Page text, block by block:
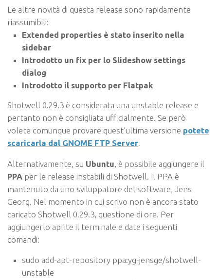
Le altre novità di questa release sono rapidamente
riassumibili:
Extended properties è stato inserito nella
sidebar
Introdotto un fix per lo Slideshow settings
dialog
Introdotto il supporto per Flatpak
Shotwell 0.29.3 è considerata una unstable release e
pertanto non è consigliata ufficialmente. Se però
volete comunque provare quest’ultima versione potete
scaricarla dal GNOME FTP Server.
Alternativamente, su Ubuntu , è possibile aggiungere il
PPA per le release instabili di Shotwell. Il PPA è
mantenuto da uno sviluppatore del software, Jens
Georg. Nel momento in cui scrivo non è ancora stato
caricato Shotwell 0.29.3, questione di ore. Per
aggiungerlo aprite il terminale e date i seguenti
comandi:
sudo add-apt-repository ppa:yg-jensge/shotwell-
unstable